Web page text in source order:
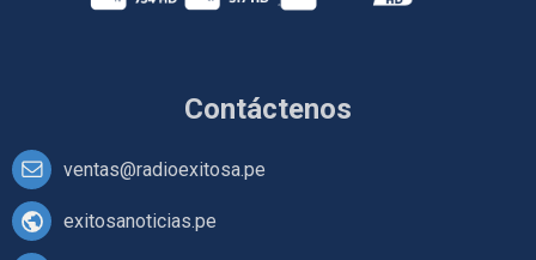
Contáctenos
ventas@radioexitosa.pe
exitosanoticias.pe